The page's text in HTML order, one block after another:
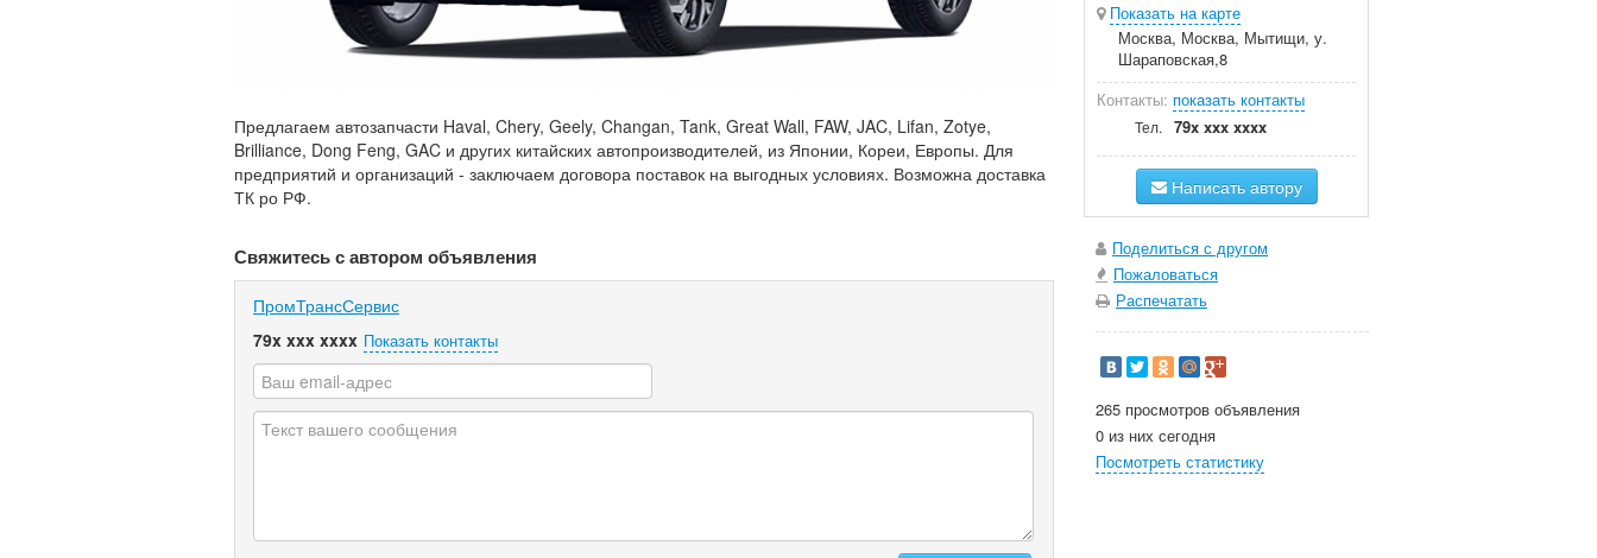
Предлагаем автозапчасти Haval, Chery, Geely, Changan, Tank, Great Wall, FAW, JAC, Lifan, Zotye,
Brilliance, Dong Feng, GAC и других китайских автопроизводителей, из Японии, Кореи, Европы. Для
предприятий и организаций - заключаем договора поставок на выгодных условиях. Возможна доставка
ТК ро РФ.
Свяжитесь с автором объявления
ПромТрансСервис
79x xxx xxxx Показать контакты
Показать на карте
Москва, Москва, Мытищи, у.
Шараповская,8
Контакты: показать контакты
Тел. 79x xxx xxxx
Написать автору
Поделиться с другом
Пожаловаться
Распечатать
265 просмотров объявления
0 из них сегодня
Посмотреть статистику